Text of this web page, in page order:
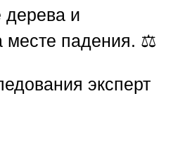
дерева и
месте падения. ⚖️
эксперт